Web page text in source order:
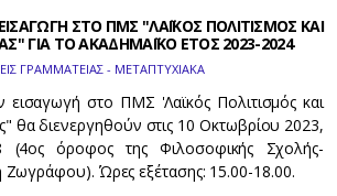
ΣΤΟ ΠΜΣ "ΛΑΪΚΟΣ ΠΟΛΙΤΙΣΜΟΣ ΚΑΙ
ΓΙΑ ΤΟ ΑΚΑΔΗΜΑΪΚΟ ΕΤΟΣ 2023-2024
ΓΡΑΜΜΑΤΕΙΑΣ - ΜΕΤΑΠΤΥΧΙΑΚΑ
εισαγωγή στο ΠΜΣ 'Λαϊκός Πολιτισμός και
θα διενεργηθούν στις 10 Οκτωβρίου 2023,
(4ος όροφος της Φιλοσοφικής Σχολής-
Ζωγράφου). Ώρες εξέτασης: 15.00-18.00.